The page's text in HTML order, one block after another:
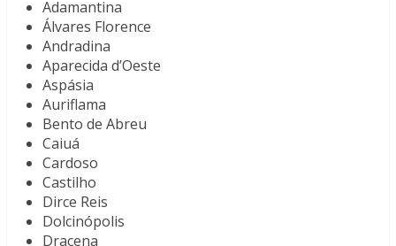
Adamantina
Álvares Florence
Andradina
Aparecida d’Oeste
Aspásia
Auriflama
Bento de Abreu
Caiuá
Cardoso
Castilho
Dirce Reis
Dolcinópolis
Dracena